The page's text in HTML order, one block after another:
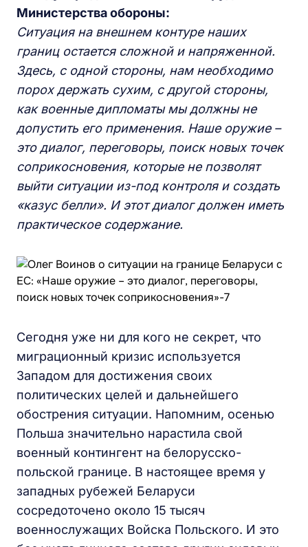
Министерства обороны:
Ситуация на внешнем контуре наших
границ остается сложной и напряженной.
Здесь, с одной стороны, нам необходимо
порох держать сухим, с другой стороны,
как военные дипломаты мы должны не
допустить его применения. Наше оружие –
это диалог, переговоры, поиск новых точек
соприкосновения, которые не позволят
выйти ситуации из-под контроля и создать
«казус белли». И этот диалог должен иметь
практическое содержание.
Сегодня уже ни для кого не секрет, что
миграционный кризис используется
Западом для достижения своих
политических целей и дальнейшего
обострения ситуации. Напомним, осенью
Польша значительно нарастила свой
военный контингент на белорусско-
польской границе. В настоящее время у
западных рубежей Беларуси
сосредоточено около 15 тысяч
военнослужащих Войска Польского. И это